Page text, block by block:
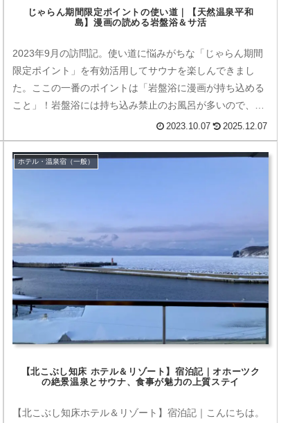
じゃらん期間限定ポイントの使い道｜【天然温泉平和
島】漫画の読める岩盤浴＆サ活
2023年9月の訪問記。使い道に悩みがちな「じゃらん期間
限定ポイント」を有効活用してサウナを楽しんできまし
た。ここの一番のポイントは「岩盤浴に漫画が持ち込める
こと」！岩盤浴には持ち込み禁止のお風呂が多いので、こ
れはかなり画期的。駅からも離れているせいかあまり混雑
していないので、漫画喫茶のつもりで最近は利用していま
す。
2023.10.07 2025.12.07
ホテル・温泉宿（一般）
【北こぶし知床 ホテル＆リゾート】宿泊記｜オホーツク
の絶景温泉とサウナ、食事が魅力の上質ステイ
【北こぶし知床ホテル＆リゾート】宿泊記｜こんにちは。